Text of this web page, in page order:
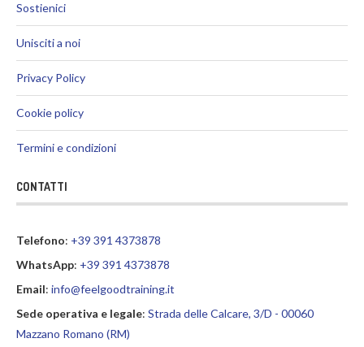
Sostienici
Unisciti a noi
Privacy Policy
Cookie policy
Termini e condizioni
CONTATTI
Telefono: +39 391 4373878
WhatsApp: +39 391 4373878
Email: info@feelgoodtraining.it
Sede operativa e legale: Strada delle Calcare, 3/D - 00060
Mazzano Romano (RM)